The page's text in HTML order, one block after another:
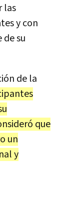
las
y con
su
de la
que
un
y